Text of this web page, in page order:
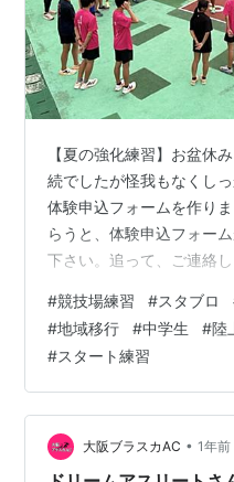
【夏の強化練習】お盆休
続でしたが怪我もなくし
体験申込フォームを作り
らうと、体験申込フォー
下さい。追って、ご連絡
録していただけると励み
間を増やすきっかけが出来
www.youtube.com ランキ
ン
#競技場練習 #スタブロ
#地域移行 #中学生 #陸
#スタート練習
大阪ブラスカAC • 1年前